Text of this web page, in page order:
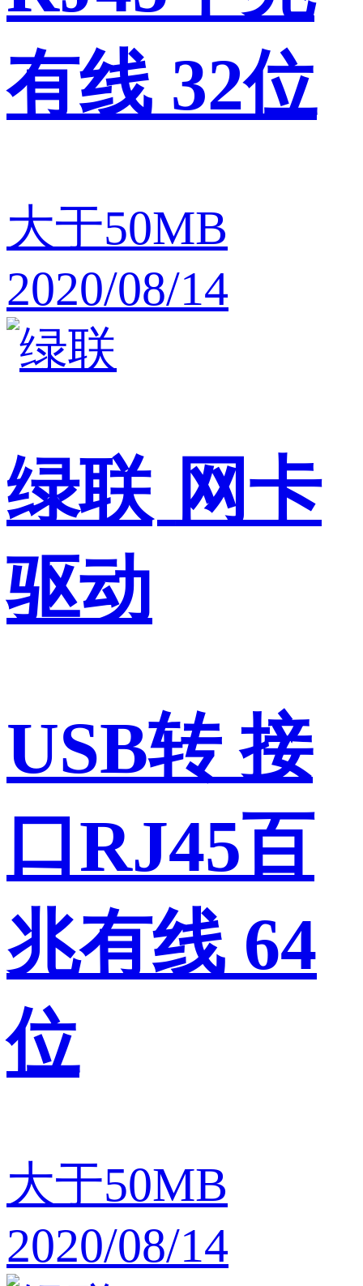
有线 32位
大于50MB
2020/08/14
绿联 网卡
驱动
USB转 接
口RJ45百
兆有线 64
位
大于50MB
2020/08/14